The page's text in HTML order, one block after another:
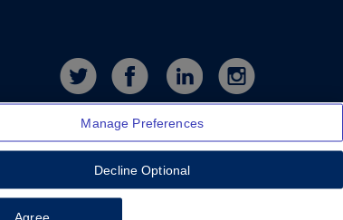
Manage Preferences
Decline Optional
Agree